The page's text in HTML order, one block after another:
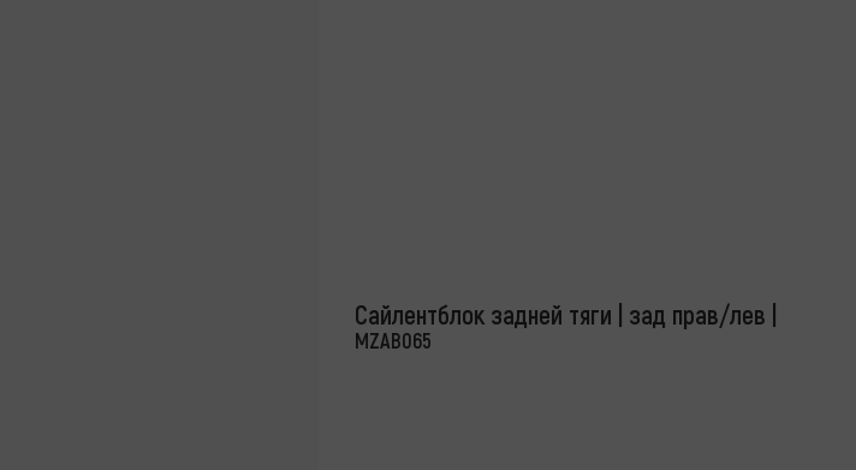
Сайлентблок задней тяги | зад прав/лев |
MZAB065